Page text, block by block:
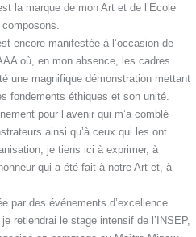
la marque de mon Art et de l’Ecole
encore manifestée à l’occasion de
où, en mon absence, les cadres
une magnifique démonstration mettant
fondements éthiques et son unité.
pour l’avenir qui m’a comblé
ainsi qu’à ceux qui les ont
je tiens ici à exprimer, à
qui a été fait à notre Art et, à
par des événements d’excellence
retiendrai le stage intensif de l’INSEP,